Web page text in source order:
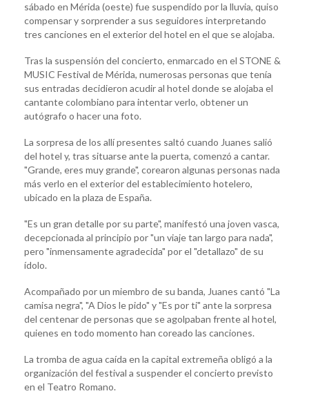
sábado en Mérida (oeste) fue suspendido por la lluvia, quiso
compensar y sorprender a sus seguidores interpretando
tres canciones en el exterior del hotel en el que se alojaba.
Tras la suspensión del concierto, enmarcado en el STONE &
MUSIC Festival de Mérida, numerosas personas que tenía
sus entradas decidieron acudir al hotel donde se alojaba el
cantante colombiano para intentar verlo, obtener un
autógrafo o hacer una foto.
La sorpresa de los allí presentes saltó cuando Juanes salió
del hotel y, tras situarse ante la puerta, comenzó a cantar.
"Grande, eres muy grande", corearon algunas personas nada
más verlo en el exterior del establecimiento hotelero,
ubicado en la plaza de España.
"Es un gran detalle por su parte", manifestó una joven vasca,
decepcionada al principio por "un viaje tan largo para nada",
pero "inmensamente agradecida" por el "detallazo" de su
ídolo.
Acompañado por un miembro de su banda, Juanes cantó "La
camisa negra", "A Dios le pido" y "Es por ti" ante la sorpresa
del centenar de personas que se agolpaban frente al hotel,
quienes en todo momento han coreado las canciones.
La tromba de agua caída en la capital extremeña obligó a la
organización del festival a suspender el concierto previsto
en el Teatro Romano.